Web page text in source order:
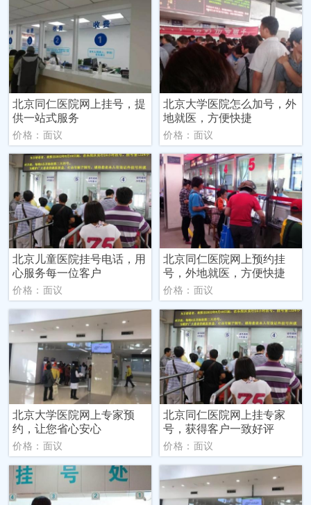
北京同仁医院网上挂号，提
供一站式服务
价格：面议
北京大学医院怎么加号，外
地就医，方便快捷
价格：面议
北京儿童医院挂号电话，用
心服务每一位客户
价格：面议
北京同仁医院网上预约挂
号，外地就医，方便快捷
价格：面议
北京大学医院网上专家预
约，让您省心安心
价格：面议
北京同仁医院网上挂专家
号，获得客户一致好评
价格：面议